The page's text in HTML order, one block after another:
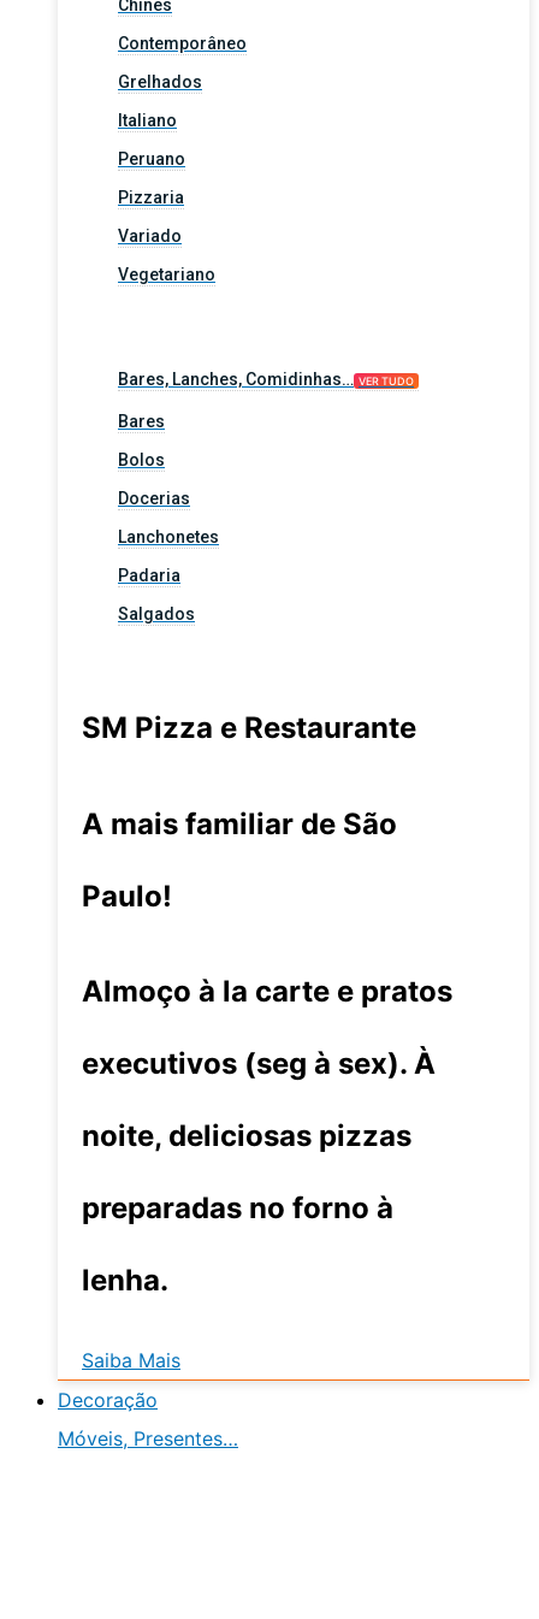
Chinês
Contemporâneo
Grelhados
Italiano
Peruano
Pizzaria
Variado
Vegetariano
Bares, Lanches, Comidinhas… VER TUDO
Bares
Bolos
Docerias
Lanchonetes
Padaria
Salgados
SM Pizza e Restaurante
A mais familiar de São
Paulo!
Almoço à la carte e pratos
executivos (seg à sex). À
noite, deliciosas pizzas
preparadas no forno à
lenha.
Saiba Mais
Decoração
Móveis, Presentes…